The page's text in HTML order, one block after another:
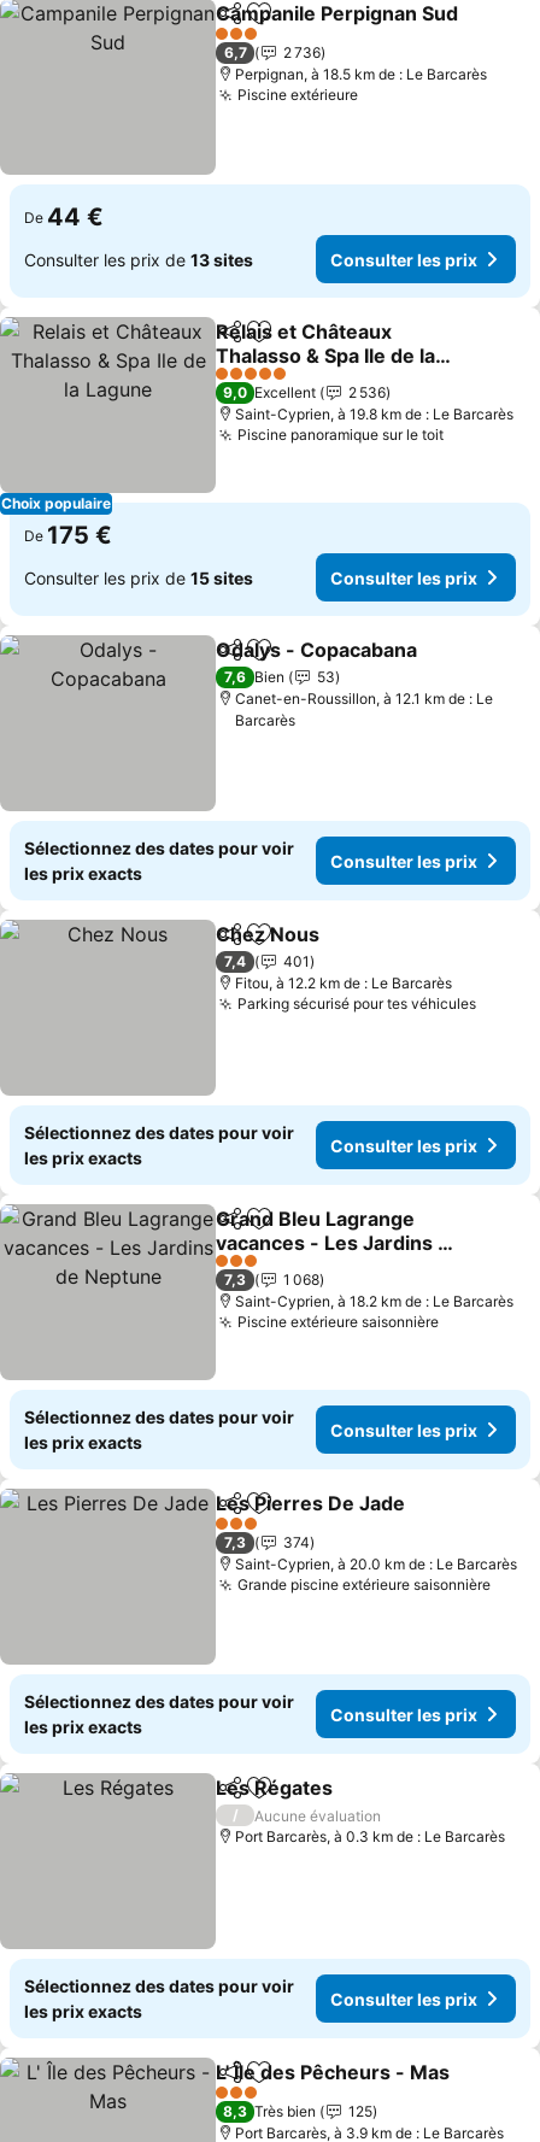
PartagerAjouter à mes favoris
Campanile Perpignan Sud
3 Étoiles
6,7
2 736
Perpignan, à 18.5 km de : Le Barcarès
Piscine extérieureConsulter les prix
De 44 €
Consulter les prix de 13 sites Consulter les prix
Choix populaire
PartagerAjouter à mes favoris
Relais et Châteaux
Thalasso & Spa Ile de la
Lagune
Consulter les prix
5 Étoiles
9,0 Excellent
2 536
Saint-Cyprien, à 19.8 km de : Le Barcarès
Piscine panoramique sur le toitConsulter
De 175 €
Consulter les prix de 15 sites Consulter les prix
PartagerAjouter à mes favoris
Odalys - Copacabana
7,6 Bien
53
Canet-en-Roussillon, à 12.1 km de : Le
Barcarès
Sélectionnez des dates pour voir
les prix exacts
Consulter les prix
PartagerAjouter à mes favoris
Chez Nous
7,4
401
Fitou, à 12.2 km de : Le Barcarès
Parking sécurisé pour tes véhicules
Sélectionnez des dates pour voir
les prix exacts
Consulter les prix
PartagerAjouter à mes favoris
Grand Bleu Lagrange
vacances - Les Jardins de
Neptune
Consulter les prix
3 Étoiles
7,3
1 068
Saint-Cyprien, à 18.2 km de : Le Barcarès
Piscine extérieure saisonnièreConsulter
Sélectionnez des dates pour voir
les prix exacts
Consulter les prix
PartagerAjouter à mes favoris
Les Pierres De Jade
3 Étoiles
7,3
374
Saint-Cyprien, à 20.0 km de : Le Barcarès
Grande piscine extérieure saisonnière
Sélectionnez des dates pour voir
les prix exacts
Consulter les prix
PartagerAjouter à mes favoris
Les Régates
/
Aucune évaluation
Port Barcarès, à 0.3 km de : Le Barcarès
Sélectionnez des dates pour voir
les prix exacts
Consulter les prix
PartagerAjouter à mes favoris
L' Île des Pêcheurs - Mas
3 Étoiles
8,3 Très bien
125
Port Barcarès, à 3.9 km de : Le Barcarès